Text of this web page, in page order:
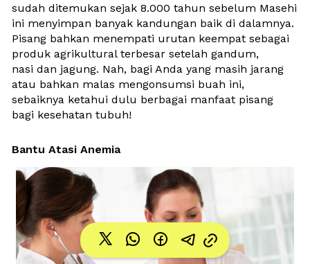
sudah ditemukan sejak 8.000 tahun sebelum Masehi
ini menyimpan banyak kandungan baik di dalamnya.
Pisang bahkan menempati urutan keempat sebagai
produk agrikultural terbesar setelah gandum,
nasi dan jagung. Nah, bagi Anda yang masih jarang
atau bahkan malas mengonsumsi buah ini,
sebaiknya ketahui dulu berbagai manfaat pisang
bagi kesehatan tubuh!
Bantu Atasi Anemia